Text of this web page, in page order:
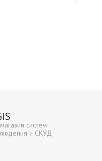
систем
и СКУД